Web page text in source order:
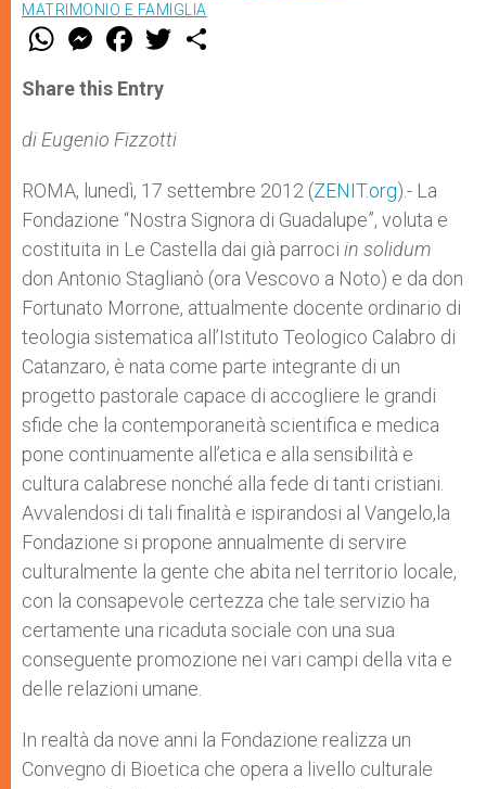
MATRIMONIO E FAMIGLIA
W
t
s
p
p
M
e
s
e
g
e
F
a
e
b
o
k
w
r
Share this Entry
di Eugenio Fizzotti
ROMA, lunedì, 17 settembre 2012 (ZENIT.org).- La
Fondazione “Nostra Signora di Guadalupe”, voluta e
costituita in Le Castella dai già parroci in solidum
don Antonio Staglianò (ora Vescovo a Noto) e da don
Fortunato Morrone, attualmente docente ordinario di
teologia sistematica all’Istituto Teologico Calabro di
Catanzaro, è nata come parte integrante di un
progetto pastorale capace di accogliere le grandi
sfide che la contemporaneità scientifica e medica
pone continuamente all’etica e alla sensibilità e
cultura calabrese nonché alla fede di tanti cristiani.
Avvalendosi di tali finalità e ispirandosi al Vangelo,la
Fondazione si propone annualmente di servire
culturalmente la gente che abita nel territorio locale,
con la consapevole certezza che tale servizio ha
certamente una ricaduta sociale con una sua
conseguente promozione nei vari campi della vita e
delle relazioni umane.
In realtà da nove anni la Fondazione realizza un
Convegno di Bioetica che opera a livello culturale